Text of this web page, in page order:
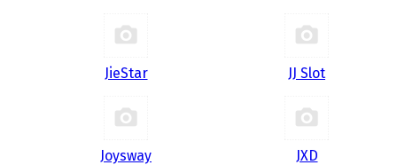
JieStar JJ Slot
Joysway JXD